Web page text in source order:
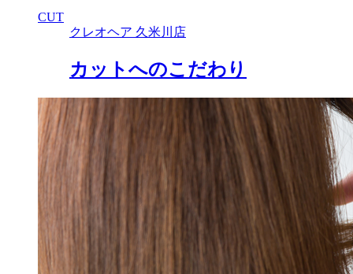
CUT
クレオヘア 久米川店
カットへのこだわり